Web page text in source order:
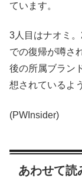
ています。
3人目はナオミ
での復帰が噂さ
後の所属ブラン
想されているよ
(PWInsider)
あわせて読